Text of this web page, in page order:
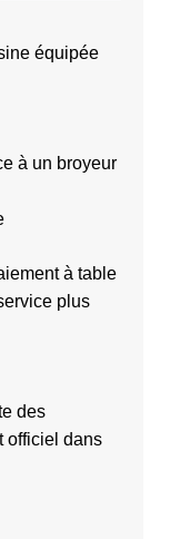
équipée
à un broyeur
à table
plus
des
officiel dans